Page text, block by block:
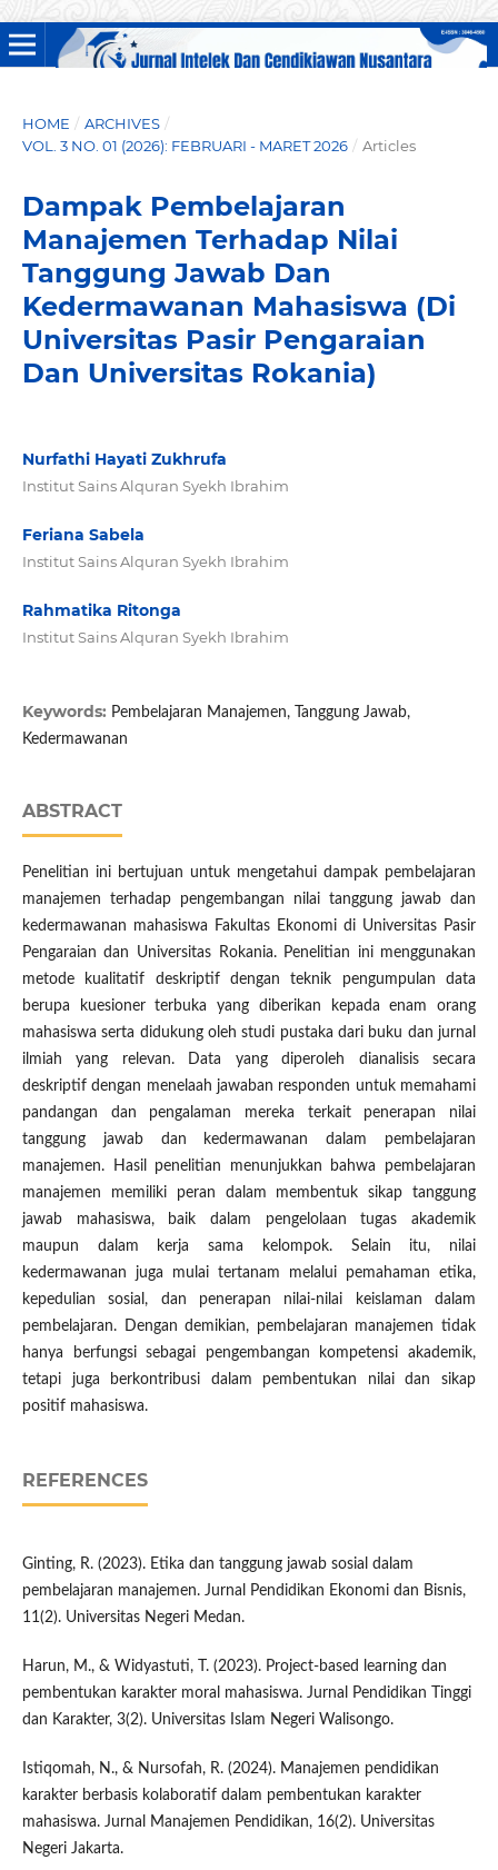
HOME / ARCHIVES /
VOL. 3 NO. 01 (2026): FEBRUARI - MARET 2026 / Articles
Dampak Pembelajaran
Manajemen Terhadap Nilai
Tanggung Jawab Dan
Kedermawanan Mahasiswa (Di
Universitas Pasir Pengaraian
Dan Universitas Rokania)
Nurfathi Hayati Zukhrufa
Institut Sains Alquran Syekh Ibrahim
Feriana Sabela
Institut Sains Alquran Syekh Ibrahim
Rahmatika Ritonga
Institut Sains Alquran Syekh Ibrahim
Keywords: Pembelajaran Manajemen, Tanggung Jawab,
Kedermawanan
ABSTRACT
Penelitian ini bertujuan untuk mengetahui dampak pembelajaran
manajemen terhadap pengembangan nilai tanggung jawab dan
kedermawanan mahasiswa Fakultas Ekonomi di Universitas Pasir
Pengaraian dan Universitas Rokania. Penelitian ini menggunakan
metode kualitatif deskriptif dengan teknik pengumpulan data
berupa kuesioner terbuka yang diberikan kepada enam orang
mahasiswa serta didukung oleh studi pustaka dari buku dan jurnal
ilmiah yang relevan. Data yang diperoleh dianalisis secara
deskriptif dengan menelaah jawaban responden untuk memahami
pandangan dan pengalaman mereka terkait penerapan nilai
tanggung jawab dan kedermawanan dalam pembelajaran
manajemen. Hasil penelitian menunjukkan bahwa pembelajaran
manajemen memiliki peran dalam membentuk sikap tanggung
jawab mahasiswa, baik dalam pengelolaan tugas akademik
maupun dalam kerja sama kelompok. Selain itu, nilai
kedermawanan juga mulai tertanam melalui pemahaman etika,
kepedulian sosial, dan penerapan nilai-nilai keislaman dalam
pembelajaran. Dengan demikian, pembelajaran manajemen tidak
hanya berfungsi sebagai pengembangan kompetensi akademik,
tetapi juga berkontribusi dalam pembentukan nilai dan sikap
positif mahasiswa.
REFERENCES
Ginting, R. (2023). Etika dan tanggung jawab sosial dalam
pembelajaran manajemen. Jurnal Pendidikan Ekonomi dan Bisnis,
11(2). Universitas Negeri Medan.
Harun, M., & Widyastuti, T. (2023). Project-based learning dan
pembentukan karakter moral mahasiswa. Jurnal Pendidikan Tinggi
dan Karakter, 3(2). Universitas Islam Negeri Walisongo.
Istiqomah, N., & Nursofah, R. (2024). Manajemen pendidikan
karakter berbasis kolaboratif dalam pembentukan karakter
mahasiswa. Jurnal Manajemen Pendidikan, 16(2). Universitas
Negeri Jakarta.